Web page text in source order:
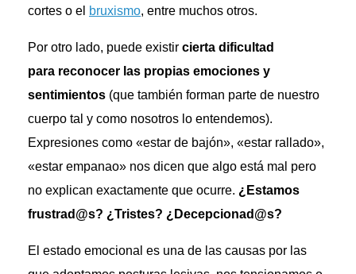
cortes o el bruxismo, entre muchos otros.
Por otro lado, puede existir cierta dificultad
para reconocer las propias emociones y
sentimientos (que también forman parte de nuestro
cuerpo tal y como nosotros lo entendemos).
Expresiones como «estar de bajón», «estar rallado»,
«estar empanao» nos dicen que algo está mal pero
no explican exactamente que ocurre. ¿Estamos
frustrad@s? ¿Tristes? ¿Decepcionad@s?
El estado emocional es una de las causas por las